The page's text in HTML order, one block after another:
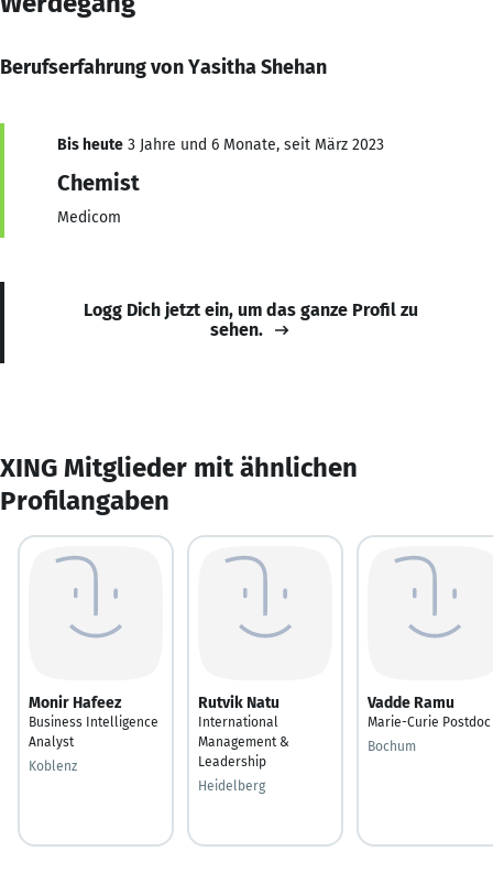
Berufserfahrung von Yasitha Shehan
Bis heute 3 Jahre und 6 Monate, seit März 2023
Chemist
Medicom
Logg Dich jetzt ein, um das ganze Profil zu
sehen.
XING Mitglieder mit ähnlichen
Profilangaben
Monir Hafeez
Business Intelligence
Analyst
Koblenz
Rutvik Natu
International
Management &
Leadership
Heidelberg
Vadde Ramu
Marie-Curie Postdoc
Bochum